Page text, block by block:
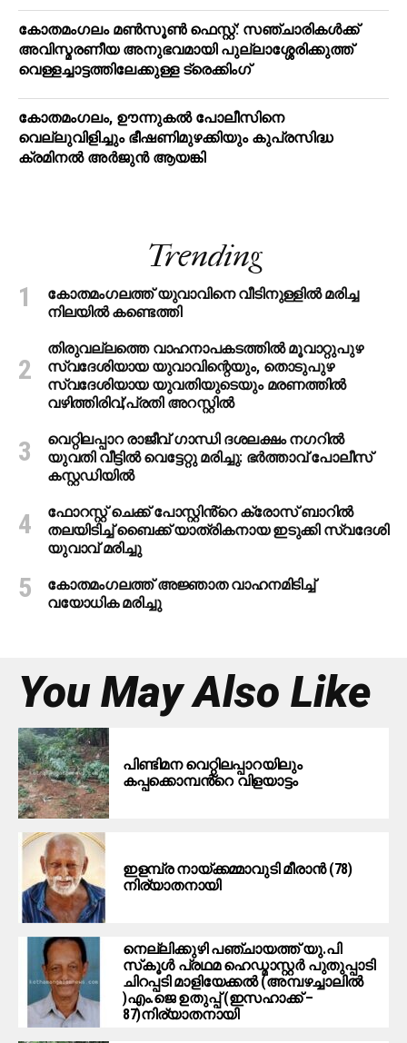
കോതമംഗലം മൺസൂൺ ഫെസ്റ്റ്: സഞ്ചാരികൾക്ക്
അവിസ്മരണീയ അനുഭവമായി പുല്ലാശ്ശേരിക്കുത്ത്
വെള്ളച്ചാട്ടത്തിലേക്കുള്ള ട്രെക്കിംഗ്
കോതമംഗലം, ഊന്നുകൽ പോലീസിനെ
വെല്ലുവിളിച്ചും ഭീഷണിമുഴക്കിയും കുപ്രസിദ്ധ
ക്രമിനല്‍ അര്‍ജുന്‍ ആയങ്കി
Trending
കോതമംഗലത്ത് യുവാവിനെ വീടിനുള്ളിൽ മരിച്ച
നിലയിൽ കണ്ടെത്തി
തിരുവല്ലത്തെ വാഹനാപകടത്തില്‍ മൂവാറ്റുപുഴ
സ്വദേശിയായ യുവാവിന്റെയും, തൊടുപുഴ
സ്വദേശിയായ യുവതിയുടെയും മരണത്തില്‍
വഴിത്തിരിവ്;പ്രതി അറസ്റ്റില്‍
വെറ്റിലപ്പാറ രാജീവ് ഗാന്ധി ദശലക്ഷം നഗറിൽ
യുവതി വീട്ടിൽ വെട്ടേറ്റു മരിച്ചു: ഭർത്താവ് പോലീസ്
കസ്റ്റഡിയിൽ
ഫോറസ്റ്റ് ചെക്ക് പോസ്റ്റിൻ്റെ ക്രോസ് ബാറില്‍
തലയിടിച്ച് ബൈക്ക് യാത്രികനായ ഇടുക്കി സ്വദേശി
യുവാവ് മരിച്ചു
കോതമംഗലത്ത് അജ്ഞാത വാഹനമിടിച്ച്
വയോധിക മരിച്ചു
You May Also Like
പിണ്ടിമന വെറ്റിലപ്പാറയിലും
കപ്പക്കൊമ്പൻ്റെ വിളയാട്ടം
ഇളമ്പ്ര നായ്ക്കമ്മാവുടി മീരാൻ (78)
നിര്യാതനായി
നെല്ലിക്കുഴി പഞ്ചായത്ത് യു.പി
സ്‌കൂൾ പ്രഥമ ഹെഡ്മാസ്റ്റർ പുതുപ്പാടി
ചിറപ്പടി മാളിയേക്കൽ (അമ്പഴച്ചാലിൽ
)എം.ജെ ഉതുപ്പ് (ഇസഹാക്ക് –
87)നിര്യാതനായി